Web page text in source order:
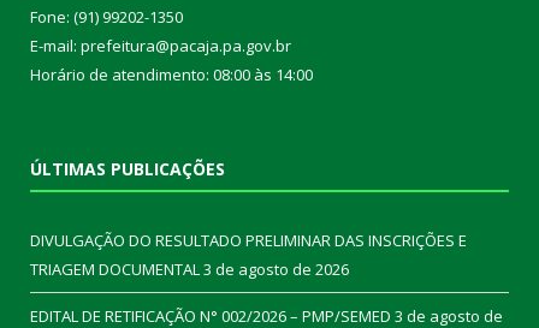
Fone: (91) 99202-1350
E-mail: prefeitura@pacaja.pa.gov.br
Horário de atendimento: 08:00 às 14:00
ÚLTIMAS PUBLICAÇÕES
DIVULGAÇÃO DO RESULTADO PRELIMINAR DAS INSCRIÇÕES E
TRIAGEM DOCUMENTAL3 de agosto de 2026
EDITAL DE RETIFICAÇÃO N° 002/2026 – PMP/SEMED 3 de agosto de